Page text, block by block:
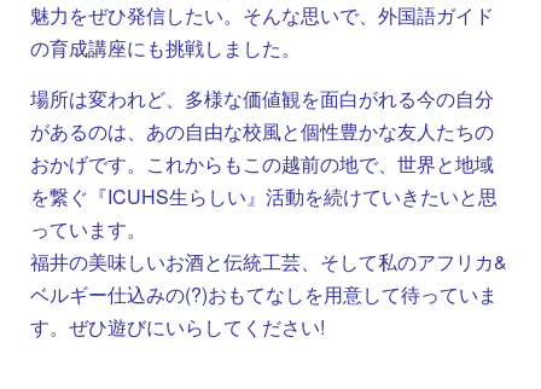
魅力をぜひ発信したい。そんな思いで、外国語ガイド
の育成講座にも挑戦しました。
場所は変われど、多様な価値観を面白がれる今の自分
があるのは、あの自由な校風と個性豊かな友人たちの
おかげです。これからもこの越前の地で、世界と地域
を繋ぐ『ICUHS生らしい』活動を続けていきたいと思
っています。
福井の美味しいお酒と伝統工芸、そして私のアフリカ&
ベルギー仕込みの(?)おもてなしを用意して待っていま
す。ぜひ遊びにいらしてください!